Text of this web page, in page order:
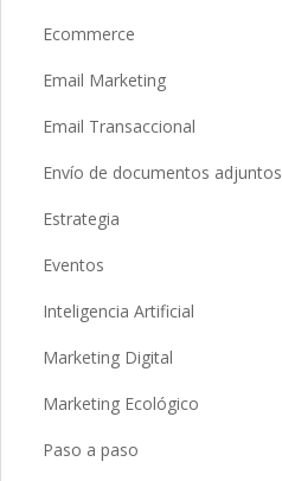
Ecommerce
Email Marketing
Email Transaccional
Envío de documentos adjuntos
Estrategia
Eventos
Inteligencia Artificial
Marketing Digital
Marketing Ecológico
Paso a paso